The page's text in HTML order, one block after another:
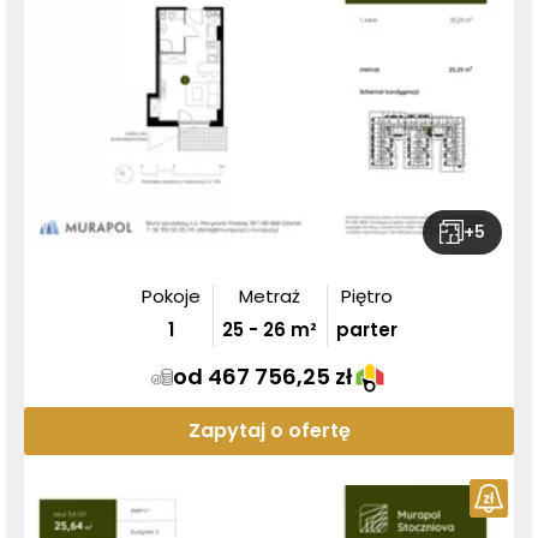
+5
Pokoje
1
Metraż
25- 26 m²
Piętro
parter
od 467 756,25 zł
Zapytaj o ofertę